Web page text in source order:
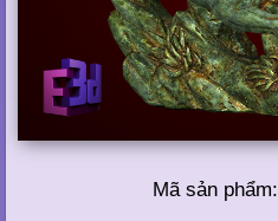
Mã sản phẩm: